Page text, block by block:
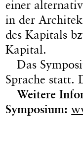
einer
in der
des Kapitals
Kapital.
Das
Sprache
Weitere
Symposium: